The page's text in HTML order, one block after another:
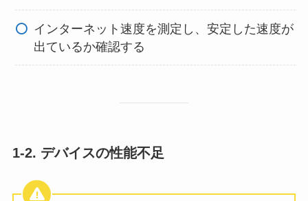
インターネット速度を測定し、安定した速度が
出ているか確認する
1-2. デバイスの性能不足